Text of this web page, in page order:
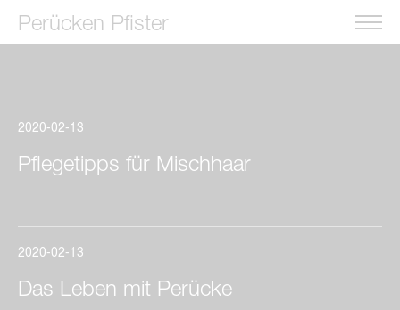
Perücken Pfister
2020-02-13
Pflegetipps für Mischhaar
2020-02-13
Das Leben mit Perücke